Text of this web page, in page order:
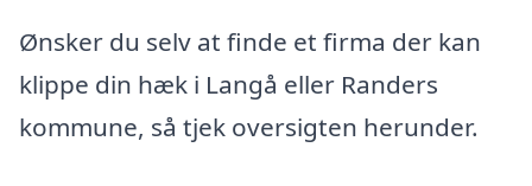
Ønsker du selv at finde et firma der kan
klippe din hæk i Langå eller Randers
kommune, så tjek oversigten herunder.